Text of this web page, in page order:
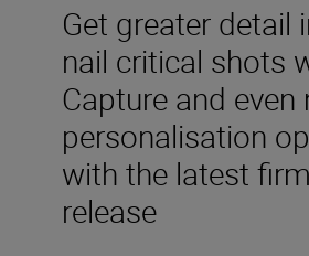
Get greater detail
nail critical shots
Capture and even
personalisation
with the latest
release